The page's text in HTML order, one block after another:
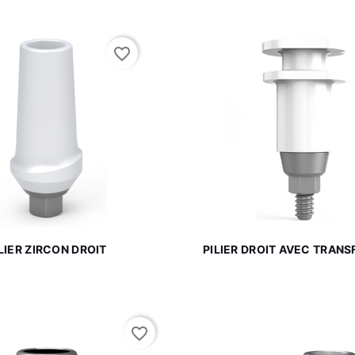
Aperçu rapide
ZIRCON DROIT
favorite_border
Aperçu
PILIER DROIT AVEC
favorite_border